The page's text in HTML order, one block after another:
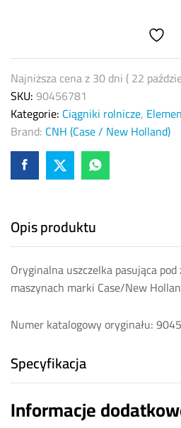
90456781
quantity
Najniższa cena z 30 dni (22
SKU:90456781
Kategorie: Ciągniki rolnicze,
Brand: CNH (Case / New Holland)
Opis produktu
Oryginalna uszczelka pasująca
maszynach marki Case/New
Numer katalogowy oryginału:
Specyfikacja
Informacje